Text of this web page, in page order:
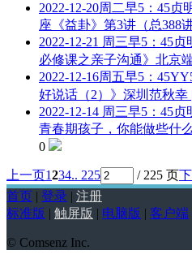
2022-12-20周二早5：45
座《益卦》第3讲（总388
2022-12-21 周三早5：45
必修课之亲子沟通》 北京
2022-12-16周五早5：
好说话（2）》 深圳范秋幸
2022-12-14 周三早5：45
青春期孩子，你能做些什么
0
上一页1234.. 225 / 225 页
首页 | 登录 | 注册
标准版 | 触屏版 | 电脑版 | 客户端
© Comsenz Inc.